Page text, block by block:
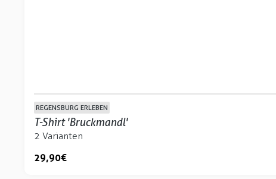
REGENSBURG ERLEBEN
T-Shirt 'Bruckmandl'
2 Varianten
29,90 €